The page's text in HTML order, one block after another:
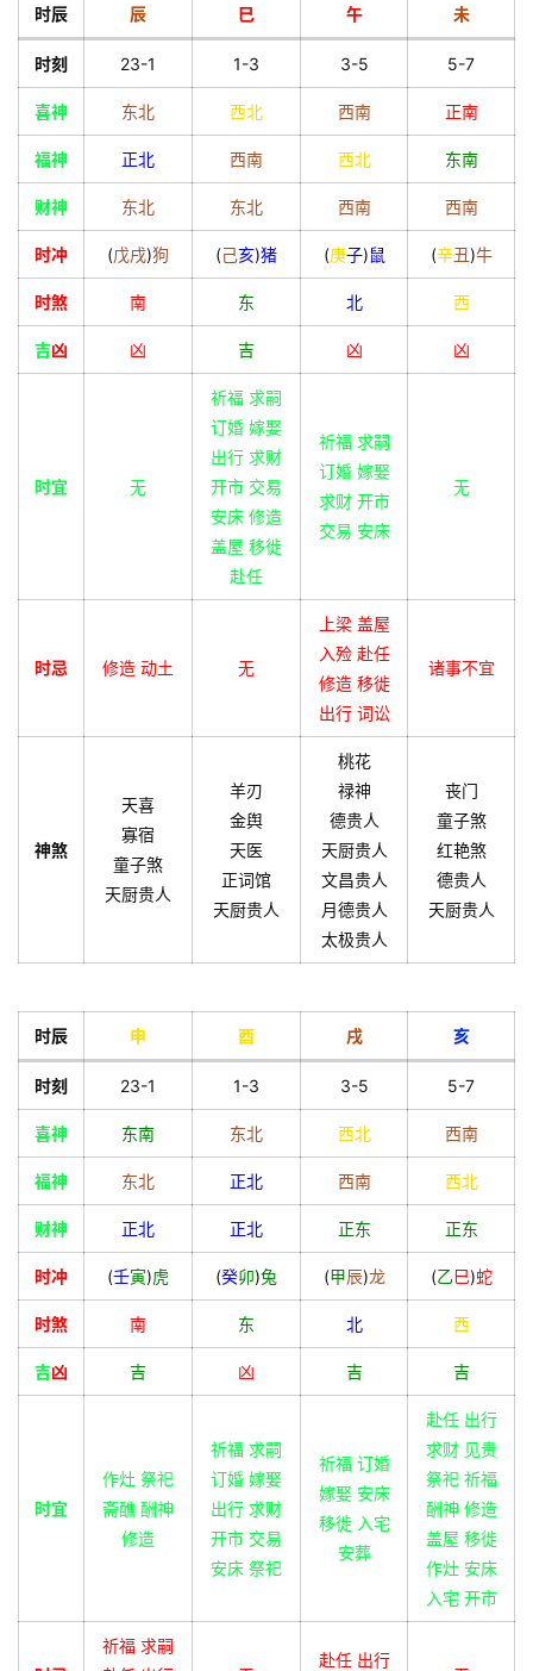
时辰 辰 巳 午 未
时刻 23-1 1-3 3-5 5-7
喜神 东北 西北 西南 正南
福神 正北 西南 西北 东南
财神 东北 东北 西南 西南
时冲 (戊戌)狗 (己亥)猪 (庚子)鼠 (辛丑)牛
时煞 南 东 北 西
吉凶 凶 吉 凶 凶
时宜 无
祈福 求嗣
订婚 嫁娶
出行 求财
开市 交易
安床 修造
盖屋 移徙
赴任
祈福 求嗣
订婚 嫁娶
求财 开市
交易 安床
无
时忌 修造 动土 无
上梁 盖屋
入殓 赴任
修造 移徙
出行 词讼
诸事不宜
神煞
天喜
寡宿
童子煞
天厨贵人
羊刃
金舆
天医
正词馆
天厨贵人
桃花
禄神
德贵人
天厨贵人
文昌贵人
月德贵人
太极贵人
丧门
童子煞
红艳煞
德贵人
天厨贵人
时辰 申 酉 戌 亥
时刻 23-1 1-3 3-5 5-7
喜神 东南 东北 西北 西南
福神 东北 正北 西南 西北
财神 正北 正北 正东 正东
时冲 (壬寅)虎 (癸卯)兔 (甲辰)龙 (乙巳)蛇
时煞 南 东 北 西
吉凶 吉 凶 吉 吉
时宜
作灶 祭祀
斋醮 酬神
修造
祈福 求嗣
订婚 嫁娶
出行 求财
开市 交易
安床 祭祀
祈福 订婚
嫁娶 安床
移徙 入宅
安葬
赴任 出行
求财 见贵
祭祀 祈福
酬神 修造
盖屋 移徙
作灶 安床
入宅 开市
祈福 求嗣
赴任 出行